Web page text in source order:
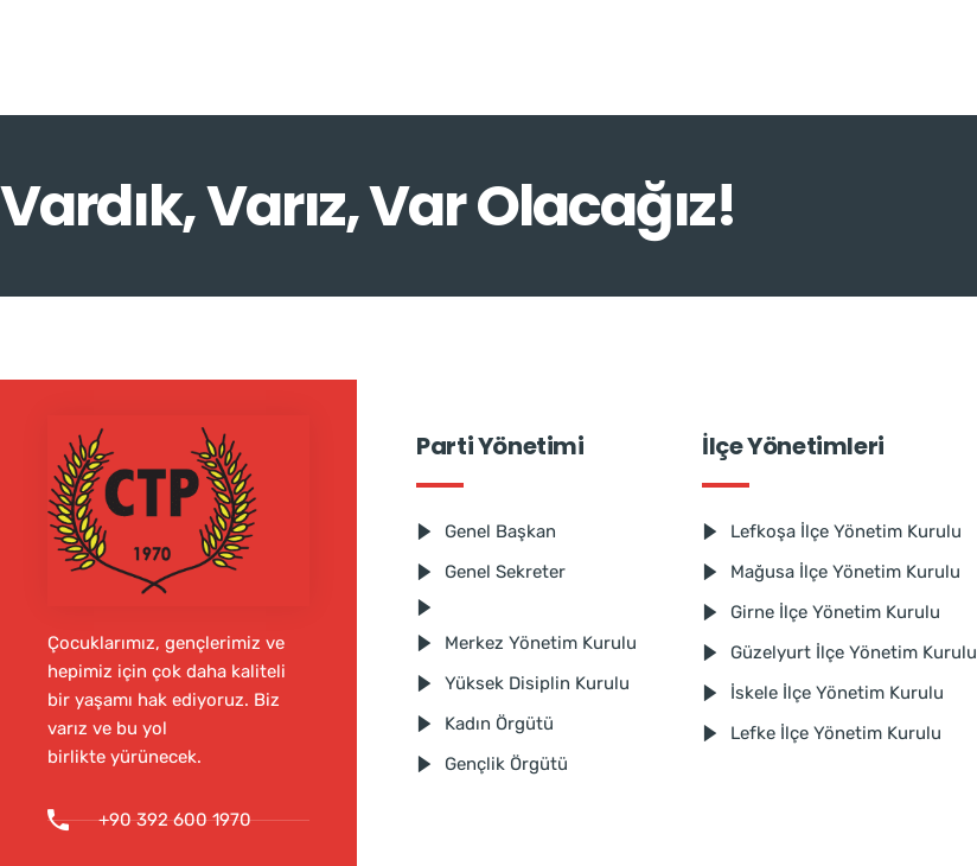
Vardık, Varız, Var Olacağız!
Çocuklarımız, gençlerimiz ve
hepimiz için çok daha kaliteli
bir yaşamı hak ediyoruz. Biz
varız ve bu yol
birlikte yürünecek.
+90 392 600 1970
Parti Yönetimi
Genel Başkan
Genel Sekreter
Merkez Yönetim Kurulu
Yüksek Disiplin Kurulu
Kadın Örgütü
Gençlik Örgütü
İlçe Yönetimleri
Lefkoşa İlçe Yönetim Kurulu
Mağusa İlçe Yönetim Kurulu
Girne İlçe Yönetim Kurulu
Güzelyurt İlçe Yönetim Kurulu
İskele İlçe Yönetim Kurulu
Lefke İlçe Yönetim Kurulu